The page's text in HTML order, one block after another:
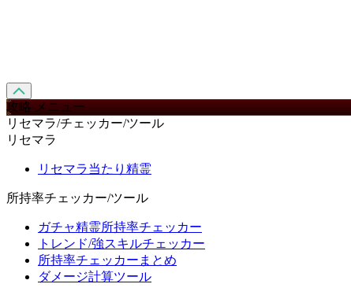
攻略 メニュー
リセマラ/チェッカー/ツール
リセマラ
リセマラ当たり精霊
所持率チェッカー/ツール
ガチャ精霊所持率チェッカー
トレンド/強スキルチェッカー
所持率チェッカーまとめ
ダメージ計算ツール